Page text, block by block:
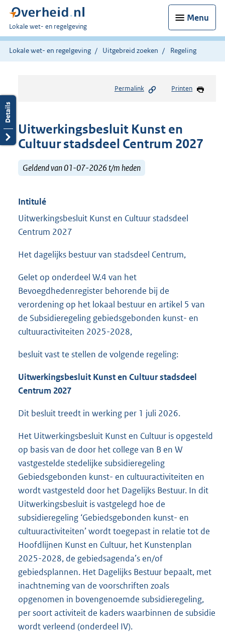
Menu
U
bent
hier:
Lokale wet- en regelgeving
Lokale wet- en regelgeving Uitgebreid zoeken Regeling
Permalink Printen
Uitwerkingsbesluit Kunst en
Cultuur stadsdeel Centrum 2027
Geldend van 01-07-2026 t/m heden
Intitulé
Uitwerkingsbesluit Kunst en Cultuur stadsdeel
Centrum 2027
Het dagelijks bestuur van stadsdeel Centrum,
Gelet op onderdeel W.4 van het
Bevoegdhedenregister behorende bij de
verordening op het lokaal bestuur en artikel 5 van
de Subsidieregeling gebiedsgebonden kunst- en
cultuuractiviteiten 2025-2028,
besluit vast te stellen de volgende regeling:
Uitwerkingsbesluit Kunst en Cultuur stadsdeel
Centrum 2027
Dit besluit treedt in werking per 1 juli 2026.
Het Uitwerkingsbesluit Kunst en Cultuur is opgesteld
op basis van de door het college van B en W
vastgestelde stedelijke subsidieregeling
Gebiedsgebonden kunst- en cultuuractiviteiten en
wordt vastgesteld door het Dagelijks Bestuur. In dit
Uitwerkingsbesluit is vastgelegd hoe de
subsidieregeling ‘Gebiedsgebonden kunst- en
cultuuractiviteiten’ wordt toegepast in relatie tot de
Hoofdlijnen Kunst en Cultuur, het Kunstenplan
2025-2028, de gebiedsagenda’s en/of
gebiedsplannen. Het Dagelijks Bestuur bepaalt, met
inachtneming van de voorschriften zoals
opgenomen in bovengenoemde subsidieregeling,
per soort activiteit de kaders waarbinnen de subsidie
wordt verleend (onderdeel IV).